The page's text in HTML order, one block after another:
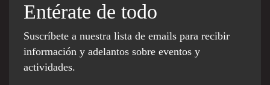
Entérate de todo
Suscríbete a nuestra lista de emails para recibir
información y adelantos sobre eventos y
actividades.